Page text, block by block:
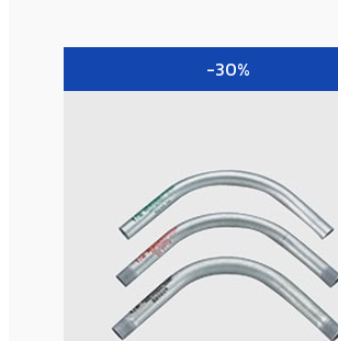
-30%